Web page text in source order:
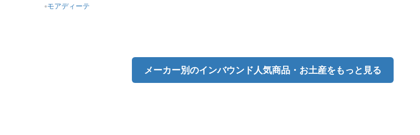
モアディーテ
メーカー別のインバウンド人気商品・お土産をもっと見る